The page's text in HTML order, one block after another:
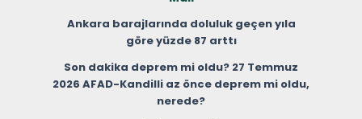
Ankara barajlarında doluluk geçen yıla
göre yüzde 87 arttı
Son dakika deprem mi oldu? 27 Temmuz
2026 AFAD-Kandilli az önce deprem mi oldu,
nerede?